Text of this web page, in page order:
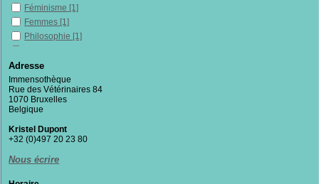
Féminisme [1]
Femmes [1]
Philosophie [1]
Section
Documentaires
Adresse
Immensothèque
Rue des Vétérinaires 84
1070 Bruxelles
Belgique
Kristel Dupont
+32 (0)497 20 23 80
Nous écrire